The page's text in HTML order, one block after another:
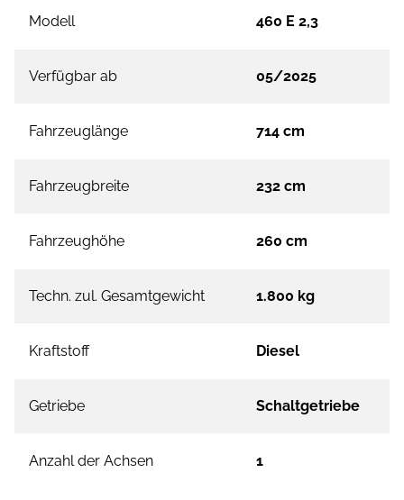
Modell 460 E 2,3
Verfügbar ab 05/2025
Fahrzeuglänge 714 cm
Fahrzeugbreite 232 cm
Fahrzeughöhe 260 cm
Techn. zul. Gesamtgewicht 1.800 kg
Kraftstoff Diesel
Getriebe Schaltgetriebe
Anzahl der Achsen 1